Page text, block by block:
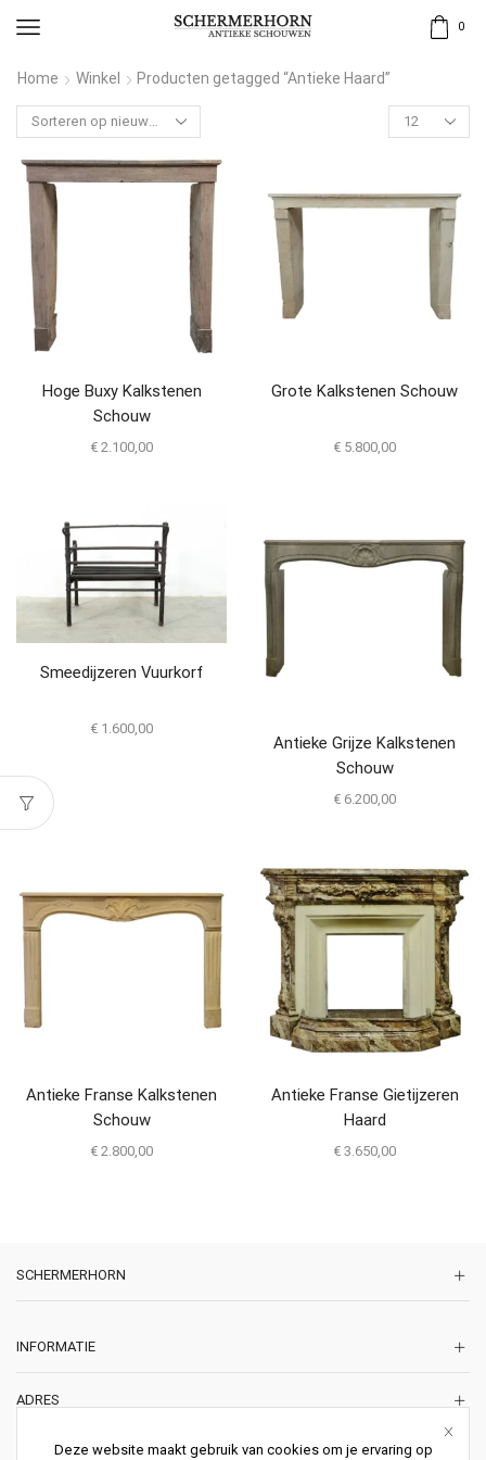
0
Home Winkel Producten getagged “Antieke Haard”
Hoge Buxy Kalkstenen
Schouw
€ 2.100,00
Grote Kalkstenen Schouw
€ 5.800,00
Smeedijzeren Vuurkorf
€ 1.600,00
Antieke Grijze Kalkstenen
Schouw
€ 6.200,00
Antieke Franse Kalkstenen
Schouw
€ 2.800,00
Antieke Franse Gietijzeren
Haard
€ 3.650,00
SCHERMERHORN
INFORMATIE
ADRES
Deze website maakt gebruik van cookies om je ervaring op